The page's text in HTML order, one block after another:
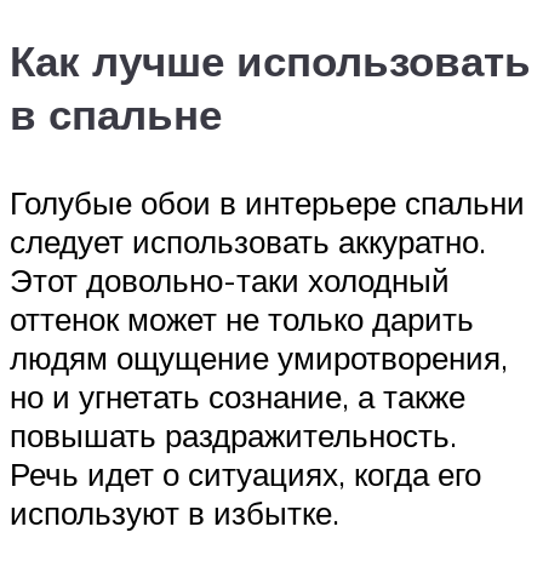
Как лучше использовать
в спальне
Голубые обои в интерьере спальни
следует использовать аккуратно.
Этот довольно-таки холодный
оттенок может не только дарить
людям ощущение умиротворения,
но и угнетать сознание, а также
повышать раздражительность.
Речь идет о ситуациях, когда его
используют в избытке.